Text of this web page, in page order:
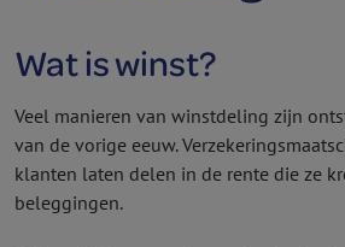
Wat is winst?
Veel manieren van winstdeling zijn
van de vorige eeuw.
klanten laten delen in de rente die ze
beleggingen.